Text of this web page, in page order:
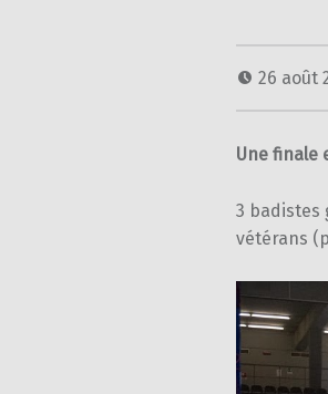
26 août
Une finale
3 badistes
vétérans